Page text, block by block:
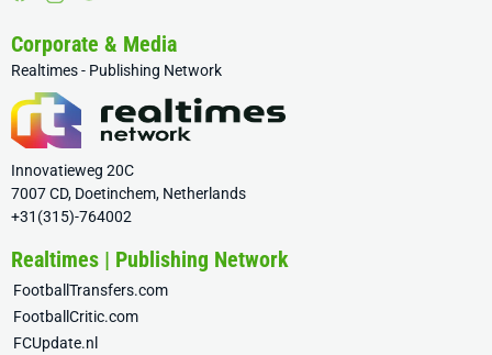
Corporate & Media
Realtimes - Publishing Network
Innovatieweg 20C
7007 CD, Doetinchem, Netherlands
+31(315)-764002
Realtimes | Publishing Network
FootballTransfers.com
FootballCritic.com
FCUpdate.nl